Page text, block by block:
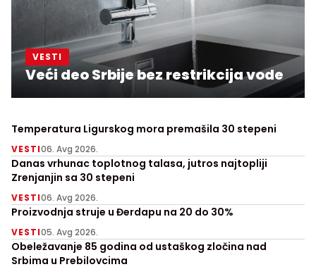
VESTI
Veći deo Srbije bez restrikcija vode
Temperatura Ligurskog mora premašila 30 stepeni
VESTI06. Avg 2026.
Danas vrhunac toplotnog talasa, jutros najtopliji
Zrenjanjin sa 30 stepeni
VESTI06. Avg 2026.
Proizvodnja struje u Đerdapu na 20 do 30%
VESTI05. Avg 2026.
Obeležavanje 85 godina od ustaškog zločina nad
Srbima u Prebilovcima